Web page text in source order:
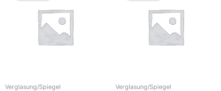
Verglasung/Spiegel Verglasung/Spiegel